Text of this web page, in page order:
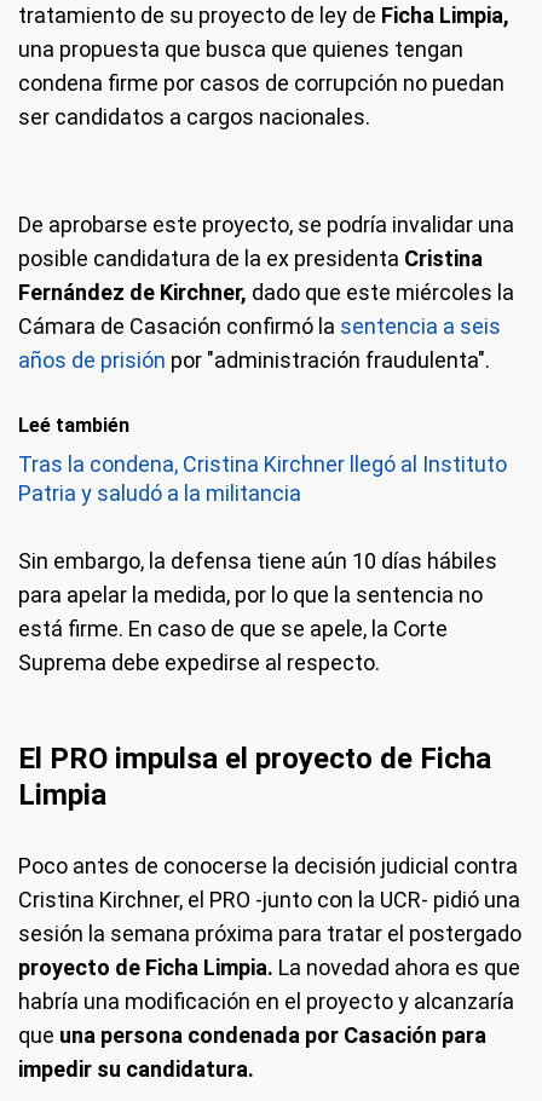
tratamiento de su proyecto de ley de Ficha Limpia,
una propuesta que busca que quienes tengan
condena firme por casos de corrupción no puedan
ser candidatos a cargos nacionales.
De aprobarse este proyecto, se podría invalidar una
posible candidatura de la ex presidenta Cristina
Fernández de Kirchner, dado que este miércoles la
Cámara de Casación confirmó la sentencia a seis
años de prisión por "administración fraudulenta".
Leé también
Tras la condena, Cristina Kirchner llegó al Instituto
Patria y saludó a la militancia
Sin embargo, la defensa tiene aún 10 días hábiles
para apelar la medida, por lo que la sentencia no
está firme. En caso de que se apele, la Corte
Suprema debe expedirse al respecto.
El PRO impulsa el proyecto de Ficha
Limpia
Poco antes de conocerse la decisión judicial contra
Cristina Kirchner, el PRO -junto con la UCR- pidió una
sesión la semana próxima para tratar el postergado
proyecto de Ficha Limpia. La novedad ahora es que
habría una modificación en el proyecto y alcanzaría
que una persona condenada por Casación para
impedir su candidatura.